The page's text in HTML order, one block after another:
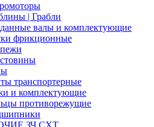
| Грабли
валы и комплектующие
фрикционные
транспортерные
и комплектующие
противорежущие
ЗЧ СХТ